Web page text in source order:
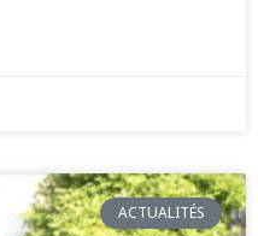
ACTUALITÉS